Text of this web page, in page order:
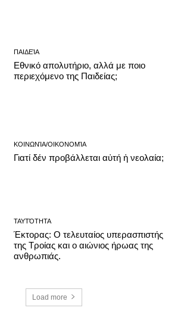
ΠΑΙΔΕΊΑ
Εθνικό απολυτήριο, αλλά με ποιο
περιεχόμενο της Παιδείας;
ΚΟΙΝΩΝΊΑ/ΟΙΚΟΝΟΜΊΑ
Γιατί δέν προβάλλεται αὐτή ἡ νεολαία;
ΤΑΥΤΌΤΗΤΑ
Έκτορας: Ο τελευταίος υπερασπιστής
της Τροίας και ο αιώνιος ήρωας της
ανθρωπιάς.
Load more